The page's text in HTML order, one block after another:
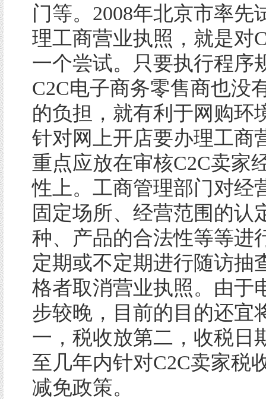
门等。2008年北京市率先
理工商营业执照，就是对
一个尝试。只要执行程序
C2C电子商务零售商也没
的负担，就有利于网购环
针对网上开店要办理工商
重点应放在审核C2C卖家
性上。工商管理部门对经
固定场所、经营范围的认
种、产品的合法性等等进
定期或不定期进行随访抽
格者取消营业执照。由于
步较晚，目前的目的还宜
一，税收放第二，收税日
至几年内针对C2C卖家税
减免政策。